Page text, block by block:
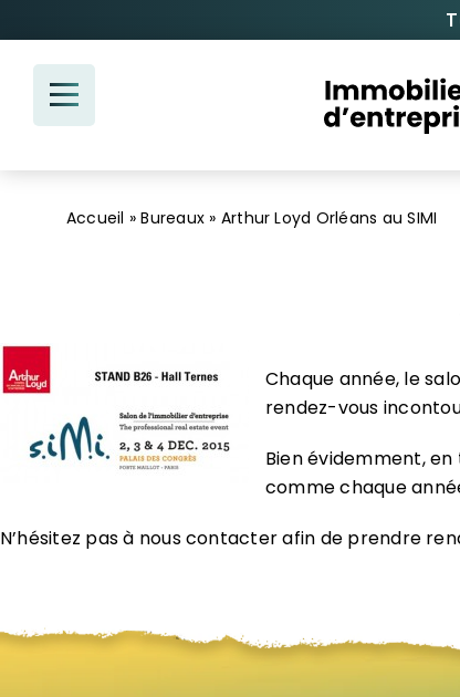
au
contenu
Accueil »Bureaux » Arthur Loyd Orléans au SIMI
Chaque année, le
rendez-vous
Bien évidemment,
comme chaque
N’hésitez pas à nous contacter afin de prendre